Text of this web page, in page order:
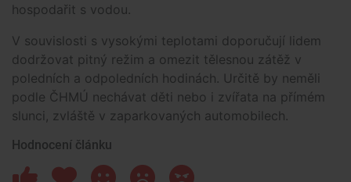
hospodařit s vodou.
V souvislosti s vysokými teplotami doporučují lidem
dodržovat pitný režim a omezit tělesnou zátěž v
poledních a odpoledních hodinách. Určitě by neměli
podle ČHMÚ nechávat děti nebo i zvířata na přímém
slunci, zvláště v zaparkovaných automobilech.
Hodnocení článku